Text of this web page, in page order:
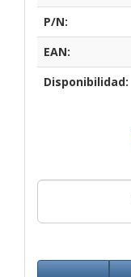
P/N:
EAN:
Disponibilidad: